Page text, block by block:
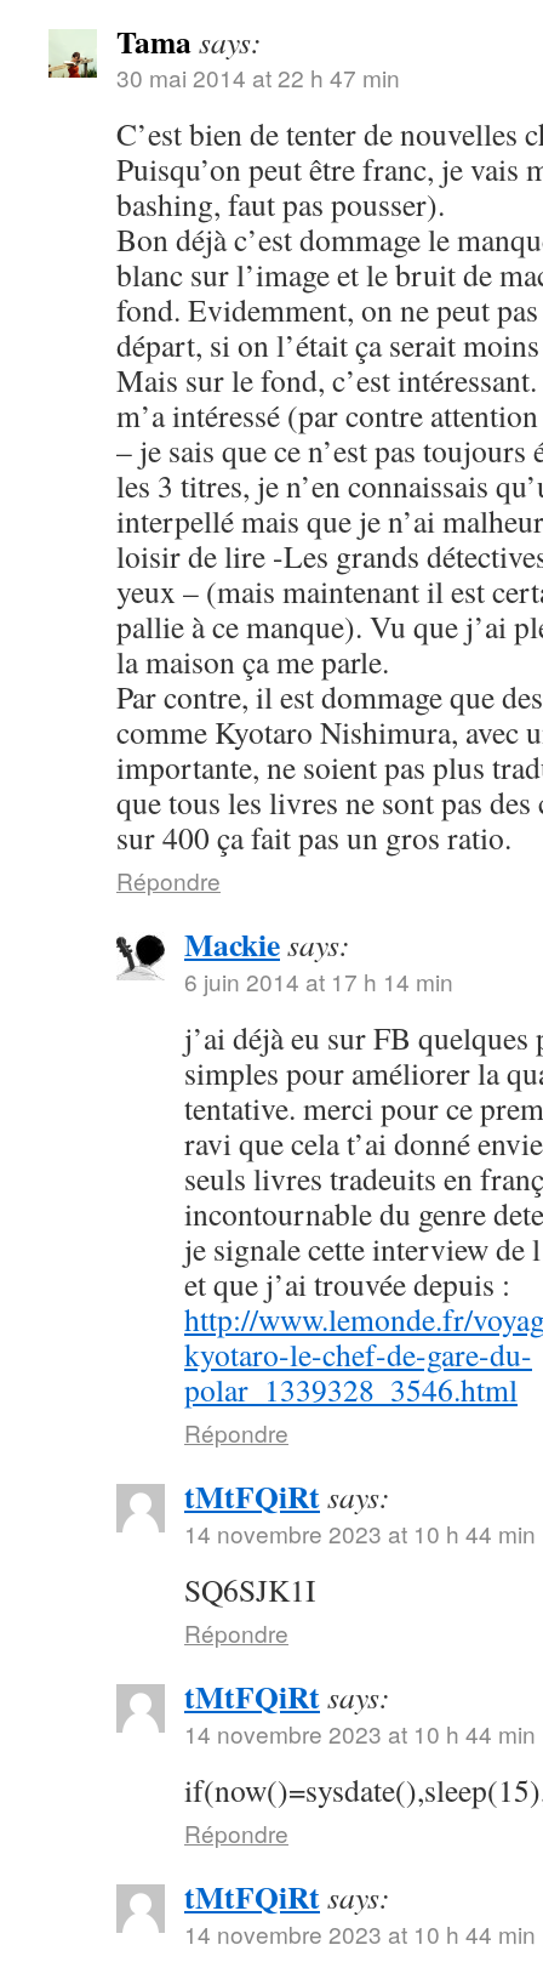
Tamasays:
30 mai 2014 at 22 h 47 min
C’est bien de tenter de nouvelles
Puisqu’on peut être franc, je vais
bashing, faut pas pousser).
Bon déjà c’est dommage le
blanc sur l’image et le bruit de
fond. Evidemment, on ne peut
départ, si on l’était ça serait
Mais sur le fond, c’est
m’a intéressé (par contre
– je sais que ce n’est pas
les 3 titres, je n’en connaissais
interpellé mais que je n’ai
loisir de lire -Les grands
yeux – (mais maintenant il est
pallie à ce manque). Vu que j’ai
la maison ça me parle.
Par contre, il est dommage que
comme Kyotaro Nishimura, avec
importante, ne soient pas plus
que tous les livres ne sont pas
sur 400 ça fait pas un gros ratio.
Répondre
Mackiesays:
6 juin 2014 at 17 h 14 min
j’ai déjà eu sur FB quelques
simples pour améliorer la
tentative. merci pour ce
ravi que cela t’ai donné
seuls livres tradeuits en
incontournable du genre
je signale cette interview de
et que j’ai trouvée depuis :
http://www.lemonde.fr/
kyotaro-le-chef-de-gare-du-
polar_1339328_3546.html
Répondre
tMtFQiRtsays:
14 novembre 2023 at 10 h 44 min
SQ6SJK1I
Répondre
tMtFQiRtsays:
14 novembre 2023 at 10 h 44 min
Répondre
tMtFQiRtsays:
14 novembre 2023 at 10 h 44 min